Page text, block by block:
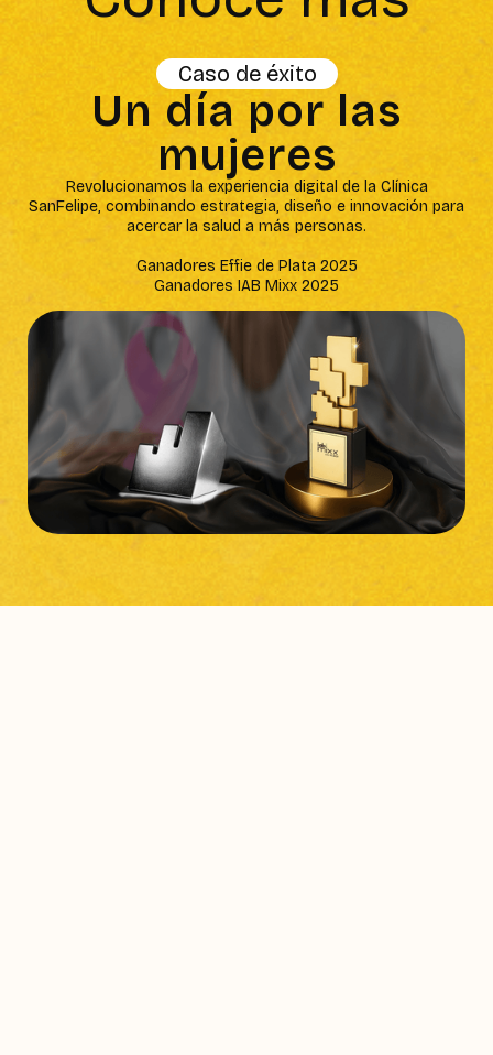
Caso de éxito
Un día por las
mujeres
Revolucionamos la experiencia digital de la Clínica
SanFelipe, combinando estrategia, diseño e innovación para
acercar la salud a más personas.
Ganadores Effie de Plata 2025
Ganadores IAB Mixx 2025